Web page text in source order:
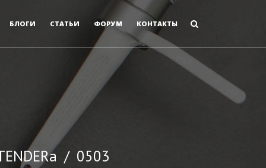
БЛОГИ СТАТЬИ ФОРУМ КОНТАКТЫ
/ 0503